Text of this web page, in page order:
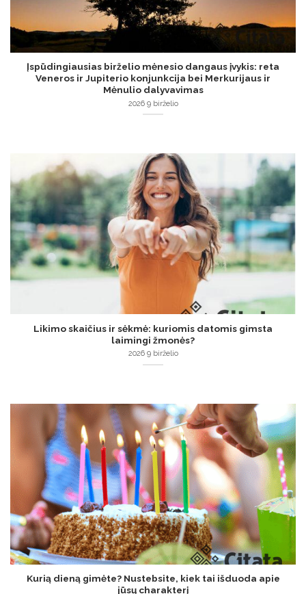
Įspūdingiausias birželio mėnesio dangaus įvykis: reta
Veneros ir Jupiterio konjunkcija bei Merkurijaus ir
Mėnulio dalyvavimas
2026 9 birželio
Likimo skaičius ir sėkmė: kuriomis datomis gimsta
laimingi žmonės?
2026 9 birželio
Kurią dieną gimėte? Nustebsite, kiek tai išduoda apie
jūsų charakterį